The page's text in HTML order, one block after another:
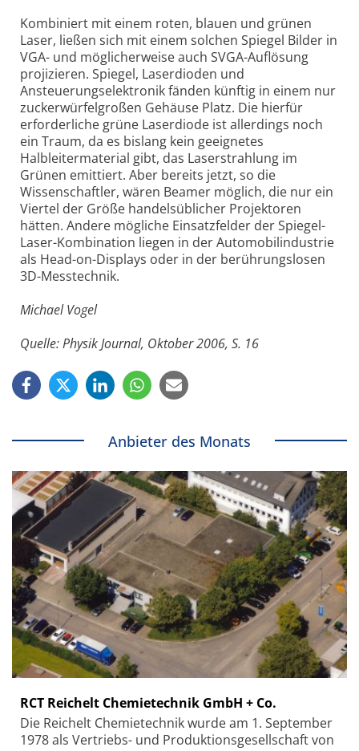
Kombiniert mit einem roten, blauen und grünen
Laser, ließen sich mit einem solchen Spiegel Bilder in
VGA- und möglicherweise auch SVGA-Auflösung
projizieren. Spiegel, Laserdioden und
Ansteuerungselektronik fänden künftig in einem nur
zuckerwürfelgroßen Gehäuse Platz. Die hierfür
erforderliche grüne Laserdiode ist allerdings noch
ein Traum, da es bislang kein geeignetes
Halbleitermaterial gibt, das Laserstrahlung im
Grünen emittiert. Aber bereits jetzt, so die
Wissenschaftler, wären Beamer möglich, die nur ein
Viertel der Größe handelsüblicher Projektoren
hätten. Andere mögliche Einsatzfelder der Spiegel-
Laser-Kombination liegen in der Automobilindustrie
als Head-on-Displays oder in der berührungslosen
3D-Messtechnik.
Michael Vogel
Quelle: Physik Journal, Oktober 2006, S. 16
Anbieter des Monats
RCT Reichelt Chemietechnik GmbH + Co.
Die Reichelt Chemietechnik wurde am 1. September
1978 als Vertriebs- und Produktionsgesellschaft von